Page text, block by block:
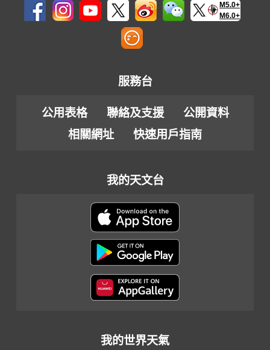
M5.0+
M6.0+
服務台
公用表格 聯絡及支援
公開資料
相關網址
快速用戶指南
我的天文台
我的世界天氣